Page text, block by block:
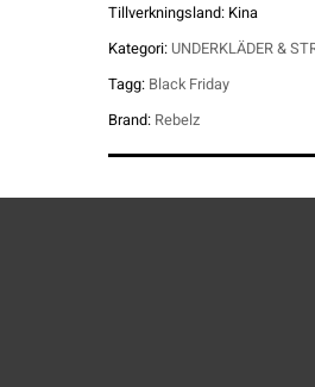
Tillverkningsland: Kina
Kategori: UNDERKLÄDER &
Tagg: Black Friday
Brand: Rebelz